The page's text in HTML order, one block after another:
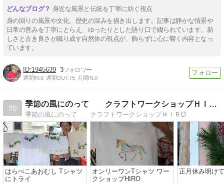
身近な風景と伝統を丁寧に紡ぐ視点
身の回りの風景や文化、歴史の深みを描き出します。記事は静かな情景や
日常の営みを丁寧にとらえ、ゆったりとした語り口で綴られています。新
しさと古き良さが織り成す自然体の視点が、飾らずに心に響く内容となっ
ています。
1945639 3
週間IN:0 週間OUT:75 月間IN:0
20
季節の風にのって クラフトワークショップＨＩＲO
季節の風にのって クラフトワークショップＨＩＲO
はらぺこあおむし Tシャツ
にトライ
オンリーワンTシャツ ワー
クショップHIRO
正月休み明けて